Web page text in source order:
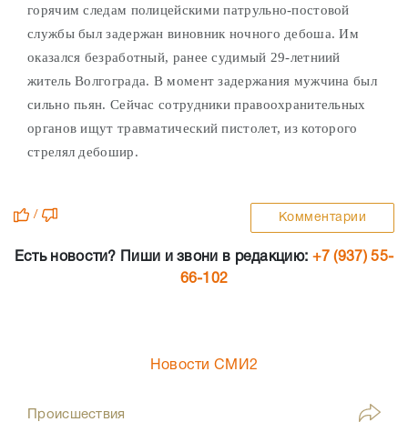
горячим следам полицейскими патрульно-постовой
службы был задержан виновник ночного дебоша. Им
оказался безработный, ранее судимый 29-летниий
житель Волгограда. В момент задержания мужчина был
сильно пьян. Сейчас сотрудники правоохранительных
органов ищут травматический пистолет, из которого
стрелял дебошир.
/ Комментарии
Есть новости? Пиши и звони в редакцию: +7 (937) 55-
66-102
Новости СМИ2
Происшествия